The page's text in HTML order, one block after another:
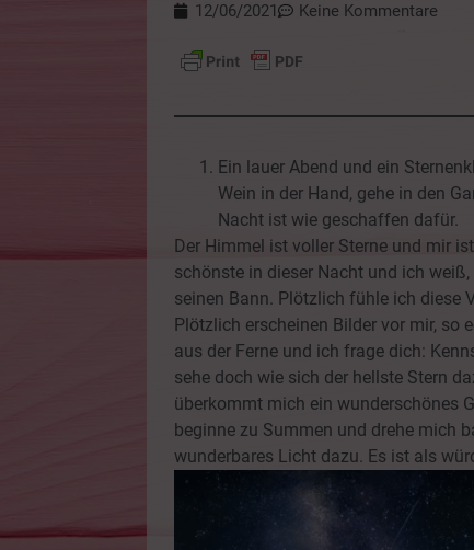
12/06/2021 Keine Kommentare
Ein lauer Abend und ein
Wein in der Hand, gehe in den
Nacht ist wie geschaffen dafür.
Der Himmel ist voller Sterne und mir
schönste in dieser Nacht und ich
seinen Bann. Plötzlich fühle ich diese
Plötzlich erscheinen Bilder vor mir, so
aus der Ferne und ich frage dich:
sehe doch wie sich der hellste Stern
überkommt mich ein wunderschönes
beginne zu Summen und drehe mich
wunderbares Licht dazu. Es ist als